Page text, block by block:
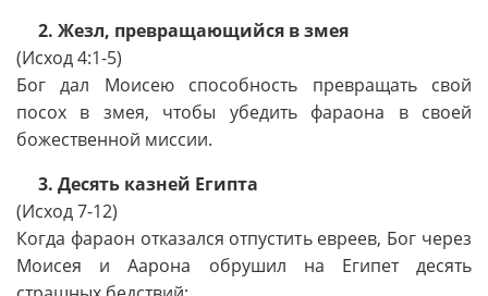
2. Жезл, превращающийся в змея
(Исход 4:1-5)
Бог дал Моисею способность превращать свой
посох в змея, чтобы убедить фараона в своей
божественной миссии.
3. Десять казней Египта
(Исход 7-12)
Когда фараон отказался отпустить евреев, Бог через
Моисея и Аарона обрушил на Египет десять